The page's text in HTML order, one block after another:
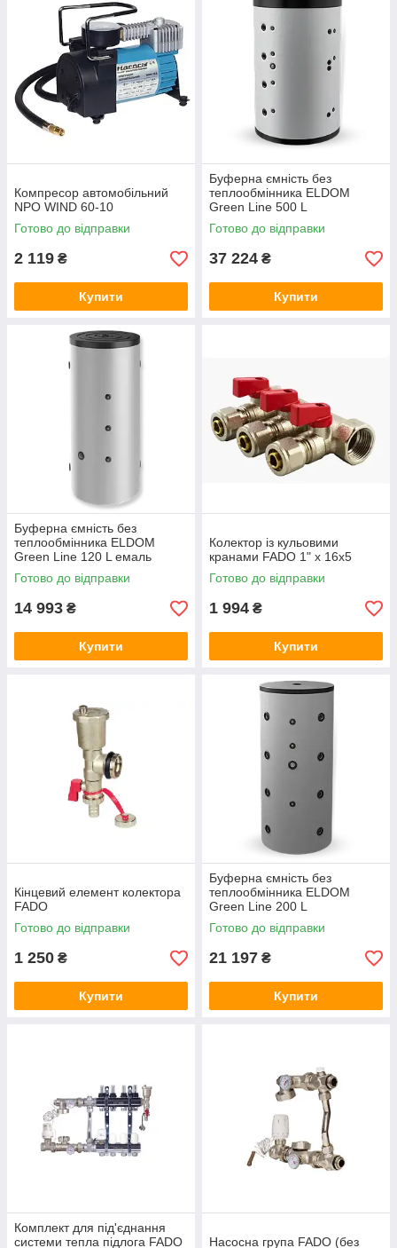
Компресор автомобільний
NPO WIND 60-10
Готово до відправки
2 119 ₴
Купити
Буферна ємність без
теплообмінника ELDOM
Green Line 500 L
Готово до відправки
37 224 ₴
Купити
Буферна ємність без
теплообмінника ELDOM
Green Line 120 L емаль
Готово до відправки
14 993 ₴
Купити
Колектор із кульовими
кранами FADO 1" x 16x5
Готово до відправки
1 994 ₴
Купити
Кінцевий елемент колектора
FADO
Готово до відправки
1 250 ₴
Купити
Буферна ємність без
теплообмінника ELDOM
Green Line 200 L
Готово до відправки
21 197 ₴
Купити
Комплект для під'єднання
системи тепла підлога FADO
Насосна група FADO (без